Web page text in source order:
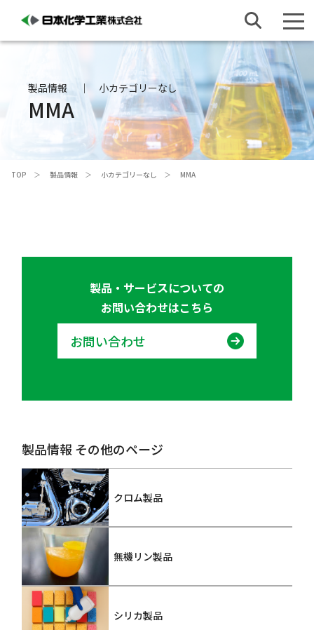
製品情報 小カテゴリーなし
MMA
TOP 製品情報 小カテゴリーなし MMA
製品・サービスについての
お問い合わせはこちら
お問い合わせ
製品情報 その他のページ
クロム製品
無機リン製品
シリカ製品